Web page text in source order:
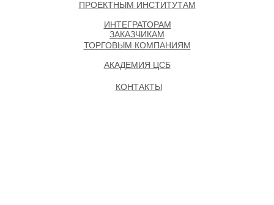
ПРОЕКТНЫМ ИНСТИТУТАМ
ИНТЕГРАТОРАМ
ЗАКАЗЧИКАМ
ТОРГОВЫМ КОМПАНИЯМ
АКАДЕМИЯ ЦСБ
КОНТАКТЫ